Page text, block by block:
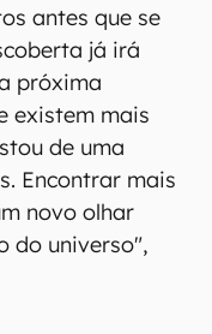
antes que se
já irá
próxima
existem mais
de uma
Encontrar mais
novo olhar
do universo",